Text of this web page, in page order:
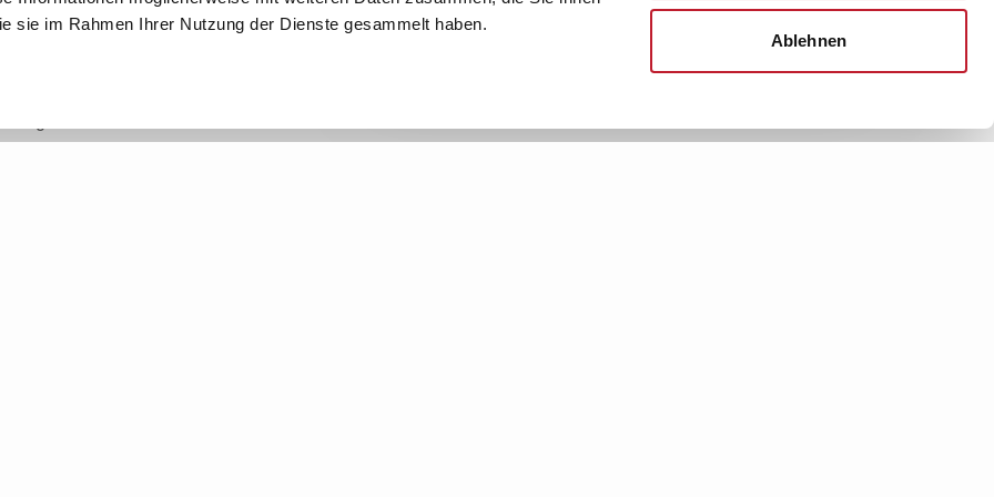
sie im Rahmen Ihrer Nutzung der Dienste gesammelt haben.
Ablehnen
Branchen
ist ebenfalls gesorgt: Unsere Top-
bieten Ihnen ein „Rundum-
Kontakt